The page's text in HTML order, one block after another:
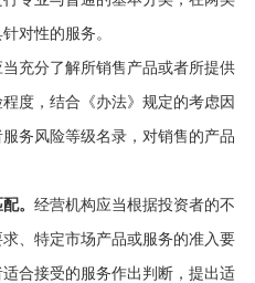
对性的服务。
充分了解所销售产品或者所提供
度，结合《办法》规定的考虑因
务风险等级名录，对销售的产品
。 经营机构应当根据投资者的不
、特定市场产品或服务的准入要
合接受的服务作出判断，提出适